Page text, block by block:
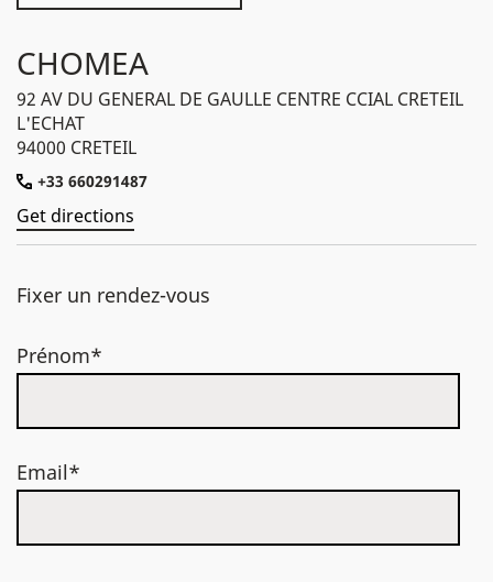
CHOMEA
92 AV DU GENERAL DE GAULLE CENTRE CCIAL CRETEIL
L'ECHAT
94000 CRETEIL
+33 660291487
Get directions
Fixer un rendez-vous
Prénom*
Email*